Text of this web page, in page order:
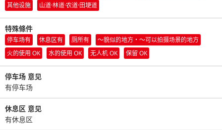
其他设施
山道·林道·农道·田埂道
特殊條件
停车场有 休息区有 厕所有
〜貌似的地方・〜可以拍摄场景的地方
火的使用 OK
水的使用 OK 无人机 OK 保留 OK
停车场 意见
有停车场
休息区 意见
有休息区